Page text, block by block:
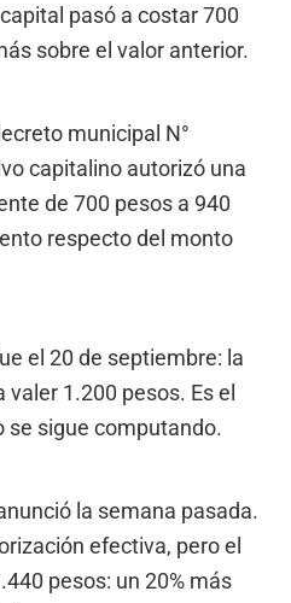
pasó a costar 700
sobre el valor anterior.
municipal N°
capitalino autorizó una
de 700 pesos a 940
respecto del monto
el 20 de septiembre: la
1.200 pesos. Es el
se sigue computando.
la semana pasada.
efectiva, pero el
pesos: un 20% más